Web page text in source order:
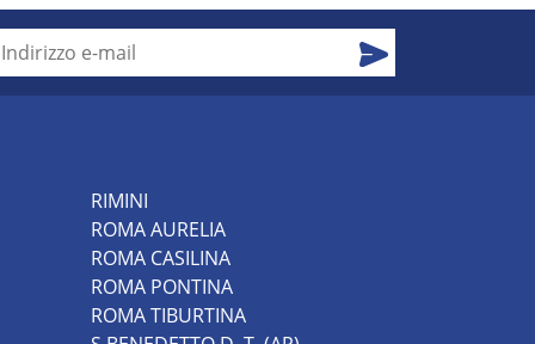
RIMINI
ROMA AURELIA
ROMA CASILINA
ROMA PONTINA
ROMA TIBURTINA